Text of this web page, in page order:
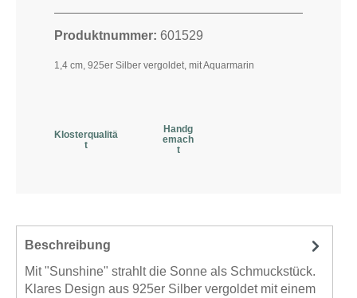
Produktnummer: 601529
1,4 cm, 925er Silber vergoldet, mit Aquarmarin
Klosterqualitä
t
Handg
emach
t
Beschreibung
Mit "Sunshine" strahlt die Sonne als Schmuckstück.
Klares Design aus 925er Silber vergoldet mit einem